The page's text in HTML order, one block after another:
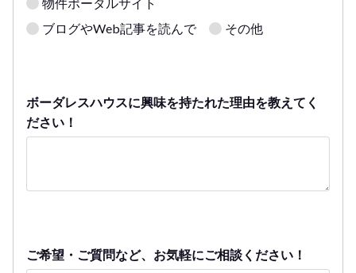
ブログやWeb記事を読んで
その他
ボーダレスハウスに興味を持たれた理由を教えてく
ださい！
ご希望・ご質問など、お気軽にご相談ください！